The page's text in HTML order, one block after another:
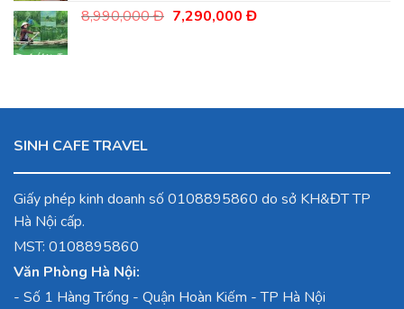
là:
tại
8,990,000Đ Giá
7,290,000ĐGiá
SINH CAFE TRAVEL
Giấy phép kinh doanh số 0108895860 do sở KH&ĐT TP
Hà Nội cấp.
MST: 0108895860
Văn Phòng Hà Nội:
- Số 1 Hàng Trống - Quận Hoàn Kiếm - TP Hà Nội